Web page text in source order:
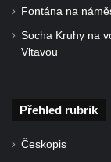
Starých
Hrob Antona
Starých
Tyršových
Fontána na
Socha Kruhy na
Vltavou
Přehled rubrik
Českopis